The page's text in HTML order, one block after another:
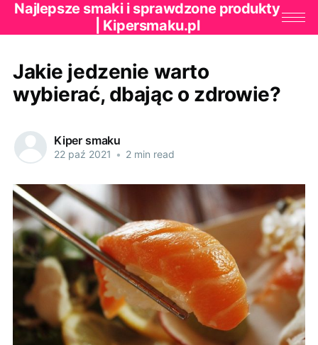
Najlepsze smaki i sprawdzone produkty
| Kipersmaku.pl
Jakie jedzenie warto
wybierać, dbając o zdrowie?
Kiper smaku
22 paź 2021 • 2 min read